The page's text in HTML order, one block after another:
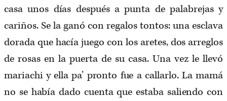
casa unos días después a punta de palabrejas y
cariños. Se la ganó con regalos tontos: una esclava
dorada que hacía juego con los aretes, dos arreglos
de rosas en la puerta de su casa. Una vez le llevó
mariachi y ella pa’ pronto fue a callarlo. La mamá
no se había dado cuenta que estaba saliendo con